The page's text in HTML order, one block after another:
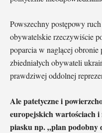
Powszechny postępowy
obywatelskie rzeczywiście
poparcia w naglącej obronie
zbiedniałych obywateli
prawdziwej oddolnej
Ale patetyczne i
europejskich wartościach
piasku np. „plan